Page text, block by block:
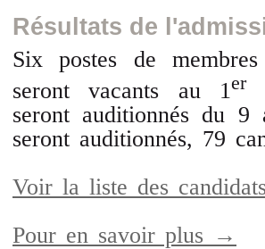
Résultats de
Six postes de
seront vacants au 1 er
seront auditionnés du
seront auditionnés, 79
Voir la liste des
Pour en savoir plus →